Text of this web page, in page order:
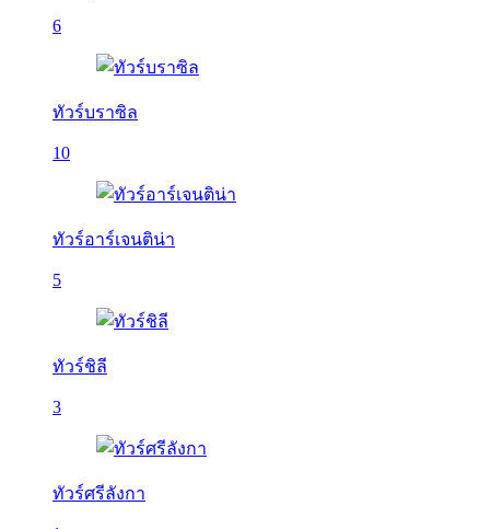
6
ทัวร์บราซิล
10
ทัวร์อาร์เจนติน่า
5
ทัวร์ชิลี
3
ทัวร์ศรีลังกา